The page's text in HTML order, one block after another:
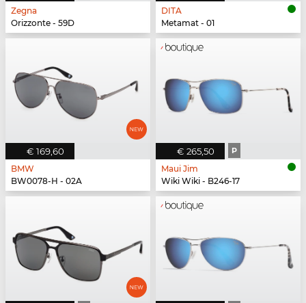
Zegna
Orizzonte - 59D
DITA
Metamat - 01
€ 169,60
BMW
BW0078-H - 02A
€ 265,50 P
Maui Jim
Wiki Wiki - B246-17